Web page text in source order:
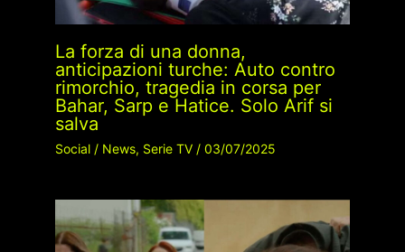
La forza di una donna,
anticipazioni turche: Auto contro
rimorchio, tragedia in corsa per
Bahar, Sarp e Hatice. Solo Arif si
salva
Social/ News, Serie TV/ 03/07/2025